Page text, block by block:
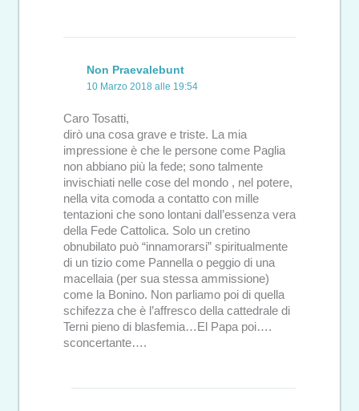
Non Praevalebunt
10 Marzo 2018 alle 19:54
Caro Tosatti,
dirò una cosa grave e triste. La mia
impressione è che le persone come Paglia
non abbiano più la fede; sono talmente
invischiati nelle cose del mondo , nel potere,
nella vita comoda a contatto con mille
tentazioni che sono lontani dall’essenza vera
della Fede Cattolica. Solo un cretino
obnubilato può “innamorarsi” spiritualmente
di un tizio come Pannella o peggio di una
macellaia (per sua stessa ammissione)
come la Bonino. Non parliamo poi di quella
schifezza che è l’affresco della cattedrale di
Terni pieno di blasfemia…El Papa poi….
sconcertante….